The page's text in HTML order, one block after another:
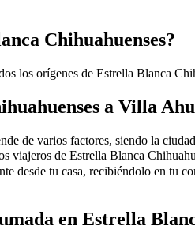
Chihuahuenses?
los orígenes de Estrella Blanca
a Villa
de varios factores, siendo la
viajeros de Estrella Blanca
desde tu casa, recibiéndolo en tu
en Estrella